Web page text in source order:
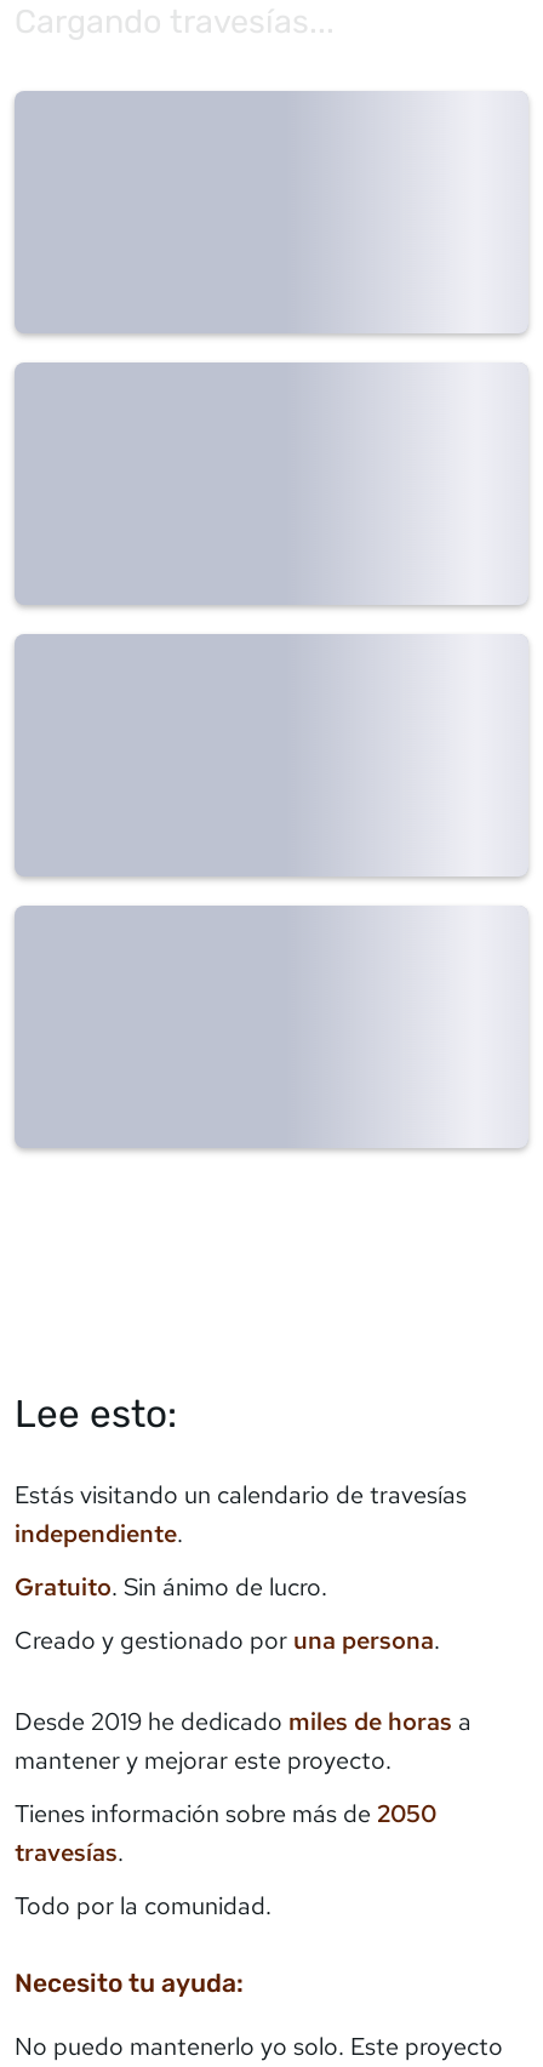
Cargando travesías...
Lee esto:
Estás visitando un calendario de travesías
independiente.
Gratuito. Sin ánimo de lucro.
Creado y gestionado por una persona.
Desde 2019 he dedicado miles de horas a
mantener y mejorar este proyecto.
Tienes información sobre más de 2050
travesías.
Todo por la comunidad.
Necesito tu ayuda:
No puedo mantenerlo yo solo. Este proyecto